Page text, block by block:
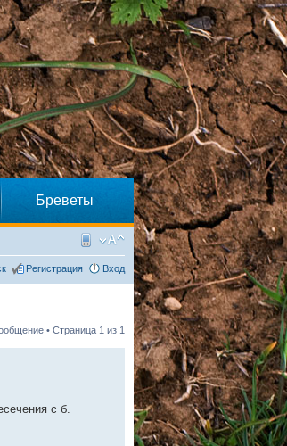
Бреветы
Регистрация Вход
• Страница 1 из 1
с б.